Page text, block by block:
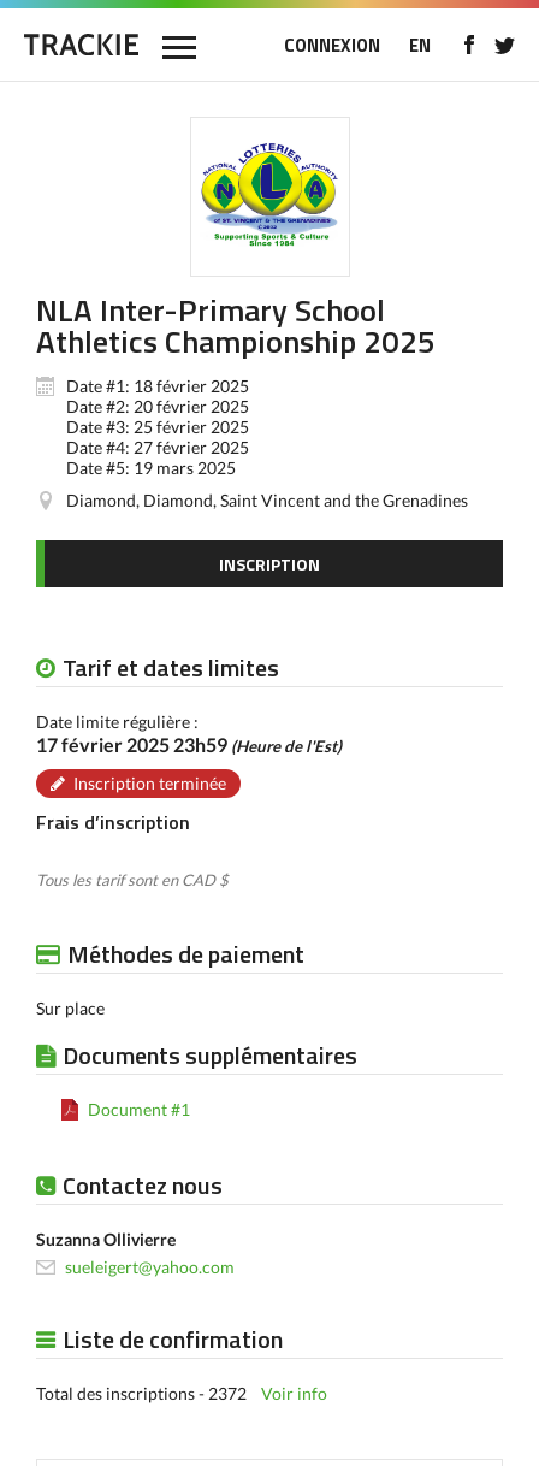
CONNEXION EN
NLA Inter-Primary School
Athletics Championship 2025
Date #1: 18 février 2025
Date #2: 20 février 2025
Date #3: 25 février 2025
Date #4: 27 février 2025
Date #5: 19 mars 2025
Diamond, Diamond, Saint Vincent and the Grenadines
INSCRIPTION
Tarif et dates limites
Date limite régulière :
17 février 2025 23h59 (Heure de l'Est)
Inscription terminée
Frais d’inscription
Tous les tarif sont en CAD $
Méthodes de paiement
Sur place
Documents supplémentaires
Document #1
Contactez nous
Suzanna Ollivierre
sueleigert@yahoo.com
Liste de confirmation
Total des inscriptions - 2372 Voir info